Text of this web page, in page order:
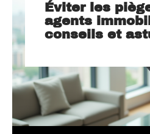
Éviter les
agents
conseils et